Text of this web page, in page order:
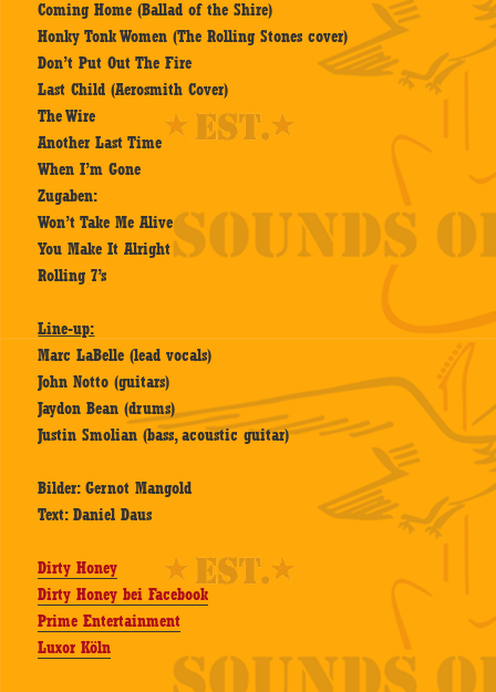
Coming Home (Ballad of the Shire)
Honky Tonk Women (The Rolling Stones cover)
Don’t Put Out The Fire
Last Child (Aerosmith Cover)
The Wire
Another Last Time
When I’m Gone
Zugaben:
Won’t Take Me Alive
You Make It Alright
Rolling 7’s
Line-up:
Marc LaBelle (lead vocals)
John Notto (guitars)
Jaydon Bean (drums)
Justin Smolian (bass, acoustic guitar)
Bilder: Gernot Mangold
Text: Daniel Daus
Dirty Honey
Dirty Honey bei Facebook
Prime Entertainment
Luxor Köln